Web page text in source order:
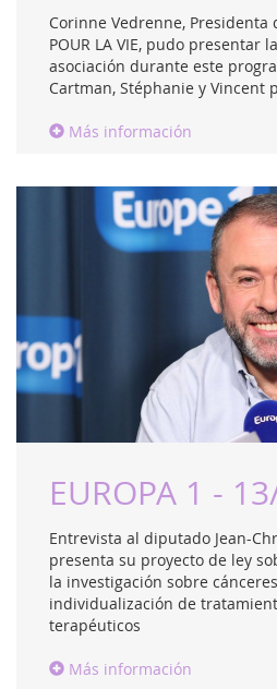
Corinne Vedrenne, Presidenta
POUR LA VIE, pudo presentar
asociación durante este
Cartman, Stéphanie y Vincent
Más información
EUROPA 1 -
Entrevista al diputado Jean-
presenta su proyecto de ley
la investigación sobre
individualización de
terapéuticos
Más información